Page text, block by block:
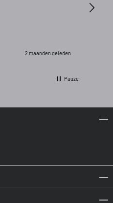
2 maanden geleden
Pauze